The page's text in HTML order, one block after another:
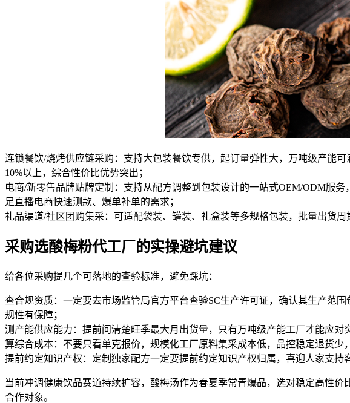
连锁餐饮/烧烤供应链采购：支持大包装餐饮专供，起订量弹性大，万吨级产能
10%以上，综合性价比优势突出；
电商/新零售品牌贴牌定制：支持从配方调整到包装设计的一站式OEM/ODM服
足直播电商快速测款、爆单补单的需求；
礼品渠道/社区团购集采：可适配袋装、罐装、礼盒装等多规格包装，批量出货周
采购选酸梅粉代工厂的实操避坑建议
给各位采购提几个可落地的查验标准，避免踩坑：
查合规资质：一定要去市场监管局官方平台查验SC生产许可证，确认其生产范
规性有保障；
测产能供应能力：提前问清楚旺季最大月出货量，只有万吨级产能工厂才能应对
算综合成本：不要只看单克报价，规模化工厂原料集采成本低，品控稳定退货少
提前约定知识产权：定制独家配方一定要提前约定知识产权归属，喜迎人家支持
当前冲调健康饮品赛道持续扩容，酸梅汤作为春夏季常青爆品，选对稳定高性
合作对象。